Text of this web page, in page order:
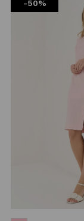
-50%